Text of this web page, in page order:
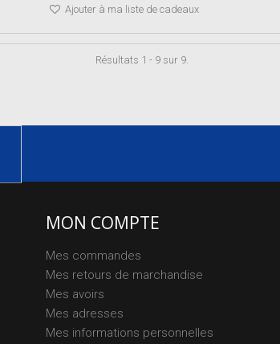
Ajouter à ma liste de cadeaux
Résultats 1 - 9 sur 9.
MON COMPTE
Mes commandes
Mes retours de marchandise
Mes avoirs
Mes adresses
Mes informations personnelles